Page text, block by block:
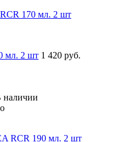
мл. 2 шт 1 420 руб.
наличии